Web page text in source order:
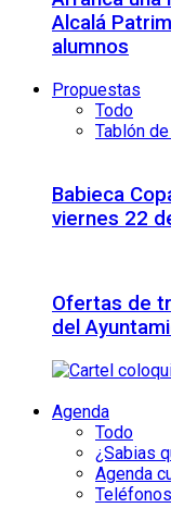
Alcalá
alumnos
Propuestas
Todo
Tablón
Babieca
viernes 22
Ofertas de
del
Agenda
Todo
¿Sabias
Agenda